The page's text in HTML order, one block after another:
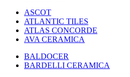
ASCOT
ATLANTIC TILES
ATLAS CONCORDE
AVA CERAMICA
BALDOCER
BARDELLI CERAMICA